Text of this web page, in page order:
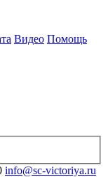
Видео Помощь
info@sc-victoriya.ru